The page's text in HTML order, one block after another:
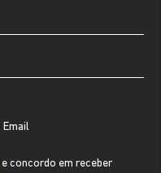
Email
e concordo em receber